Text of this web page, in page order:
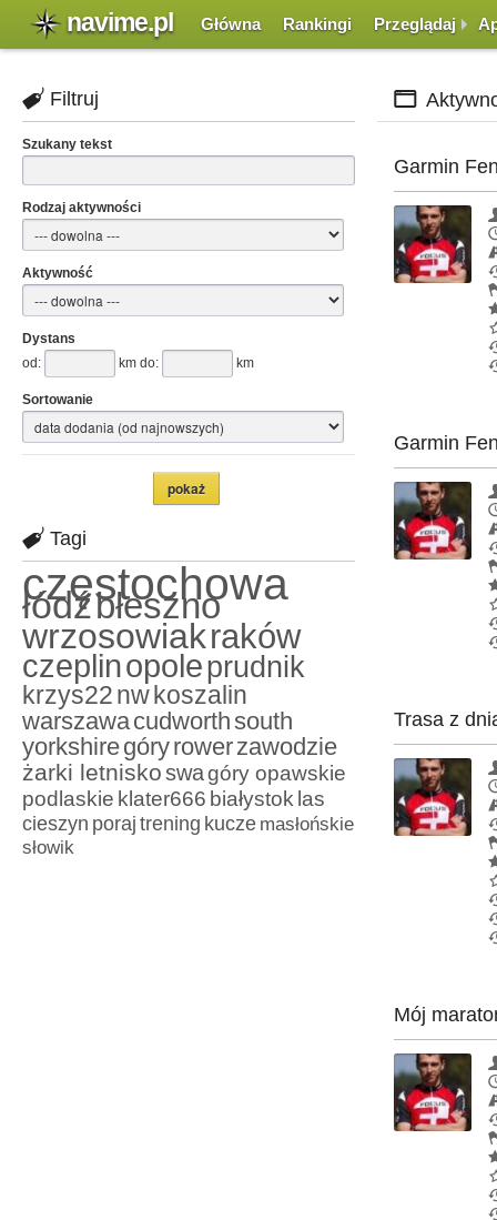
navime.pl Główna Rankingi Przeglądaj
Filtruj
Szukany tekst
Rodzaj aktywności
Aktywność
Dystans
od:
km do: km
Sortowanie
Tagi
częstochowa
łódźbłeszno
wrzosowiakraków
czeplinopoleprudnik
krzys22nwkoszalin
warszawacudworthsouth
yorkshiregóryrowerzawodzie
żarki letniskoswagóry opawskie
podlaskie klater666 białystok las
cieszyn poraj trening kucze masłońskie
słowik
Garmin
Garmin
Trasa z
Mój